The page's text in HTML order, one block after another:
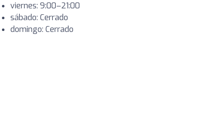
viernes: 9:00–21:00
sábado: Cerrado
domingo: Cerrado